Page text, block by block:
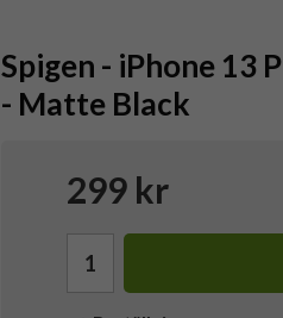
Spigen - iPhone 13
- Matte Black
299 kr